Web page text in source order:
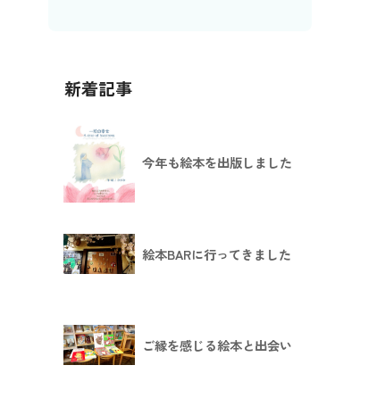
新着記事
今年も絵本を出版しました
絵本BARに行ってきました
ご縁を感じる絵本と出会い